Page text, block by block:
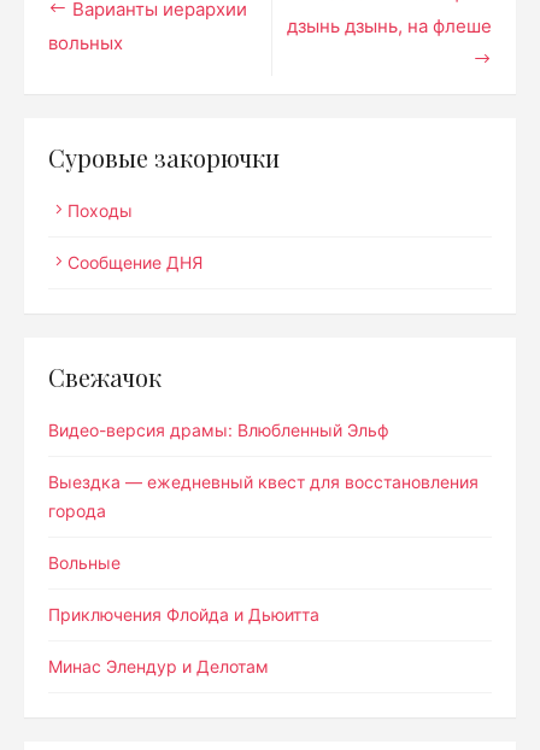
по
дзынь дзынь, на флеше
Варианты иерархии
вольных
Суровые закорючки
Походы
Сообщение ДНЯ
Свежачок
Видео-версия драмы: Влюбленный Эльф
Выездка — ежедневный квест для восстановления
города
Вольные
Приключения Флойда и Дьюитта
Минас Элендур и Делотам